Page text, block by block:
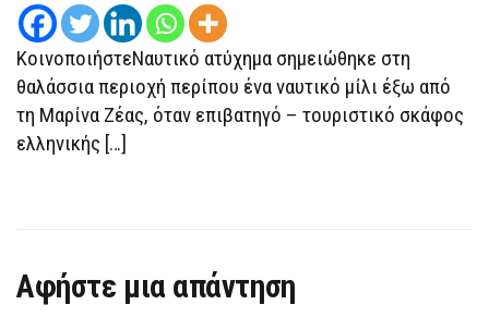
–
ΠΏΣ
ΈΓΙΝΕ
ΤΟ
ΑΤΎΧΗΜΑ
ΚοινοποιήστεΝαυτικό ατύχημα σημειώθηκε στη
θαλάσσια περιοχή περίπου ένα ναυτικό μίλι έξω από
τη Μαρίνα Ζέας, όταν επιβατηγό – τουριστικό σκάφος
ελληνικής […]
Αφήστε μια απάντηση